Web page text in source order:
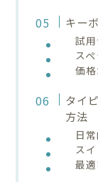
キー
試
ス
価
タイ
方法
日
ス
最